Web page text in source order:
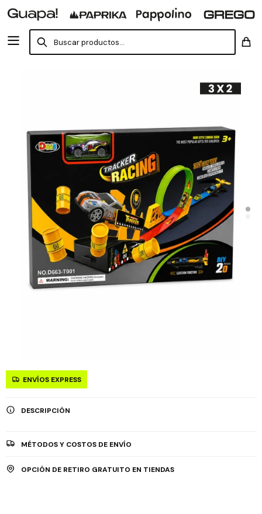
ENVÍOS EXPRESS
DESCRIPCIÓN
MÉTODOS Y COSTOS DE ENVÍO
OPCIÓN DE RETIRO GRATUITO EN TIENDAS